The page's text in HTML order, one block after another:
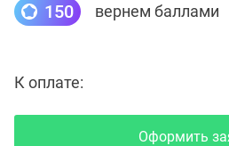
150 вернем баллами
К оплате:
Оформить